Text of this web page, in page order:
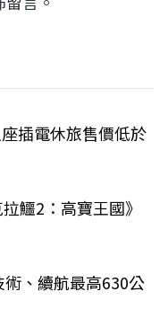
插電休旅售價低於
鱷2：高寶王國》
、續航最高630公